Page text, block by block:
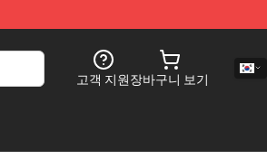
고객 지원장바구니 보기